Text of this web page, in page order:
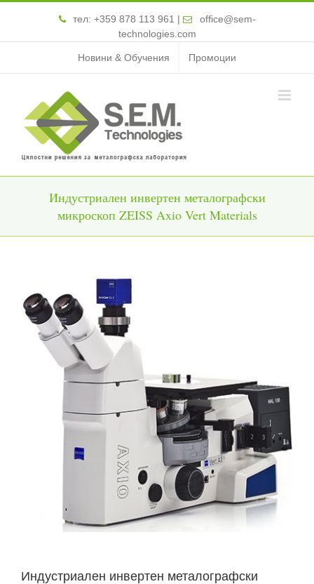
тел: +359 878 113 961 |
office@sem-
technologies.com
Новини & Обучения Промоции
Индустриален инвертен металографски
микроскоп ZEISS Axio Vert Materials
Индустриален инвертен металографски